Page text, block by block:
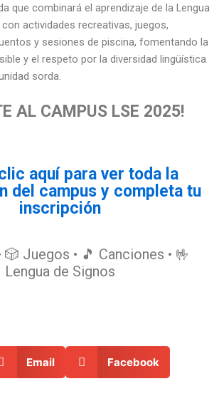
que combinará el aprendizaje de la Lengua
actividades recreativas, juegos,
y sesiones de piscina, fomentando la
y el respeto por la diversidad lingüística
sorda.
AL CAMPUS LSE 2025!
aquí para ver toda la
del campus y completa tu
inscripción
🎲 Juegos • 🎵 Canciones • 🤟
Lengua de Signos
Email Facebook